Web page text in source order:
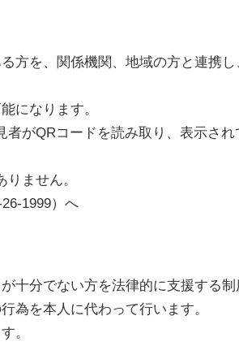
方を、関係機関、地域の方と連携
になります。
がQRコードを読み取り、表示さ
ません。
1999）へ
十分でない方を法律的に支援する
為を本人に代わって行います。
。